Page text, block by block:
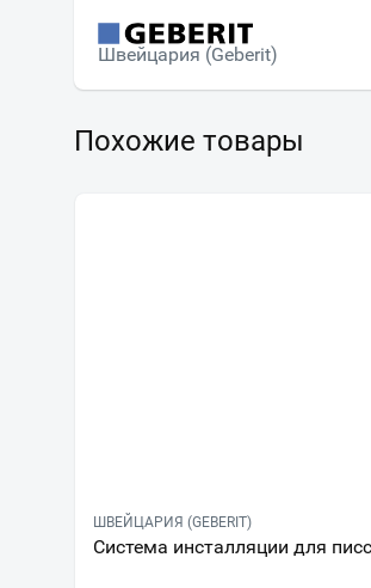
Швейцария (Geberit)
Похожие товары
ШВЕЙЦАРИЯ (GEBERIT)
Система инсталляции для